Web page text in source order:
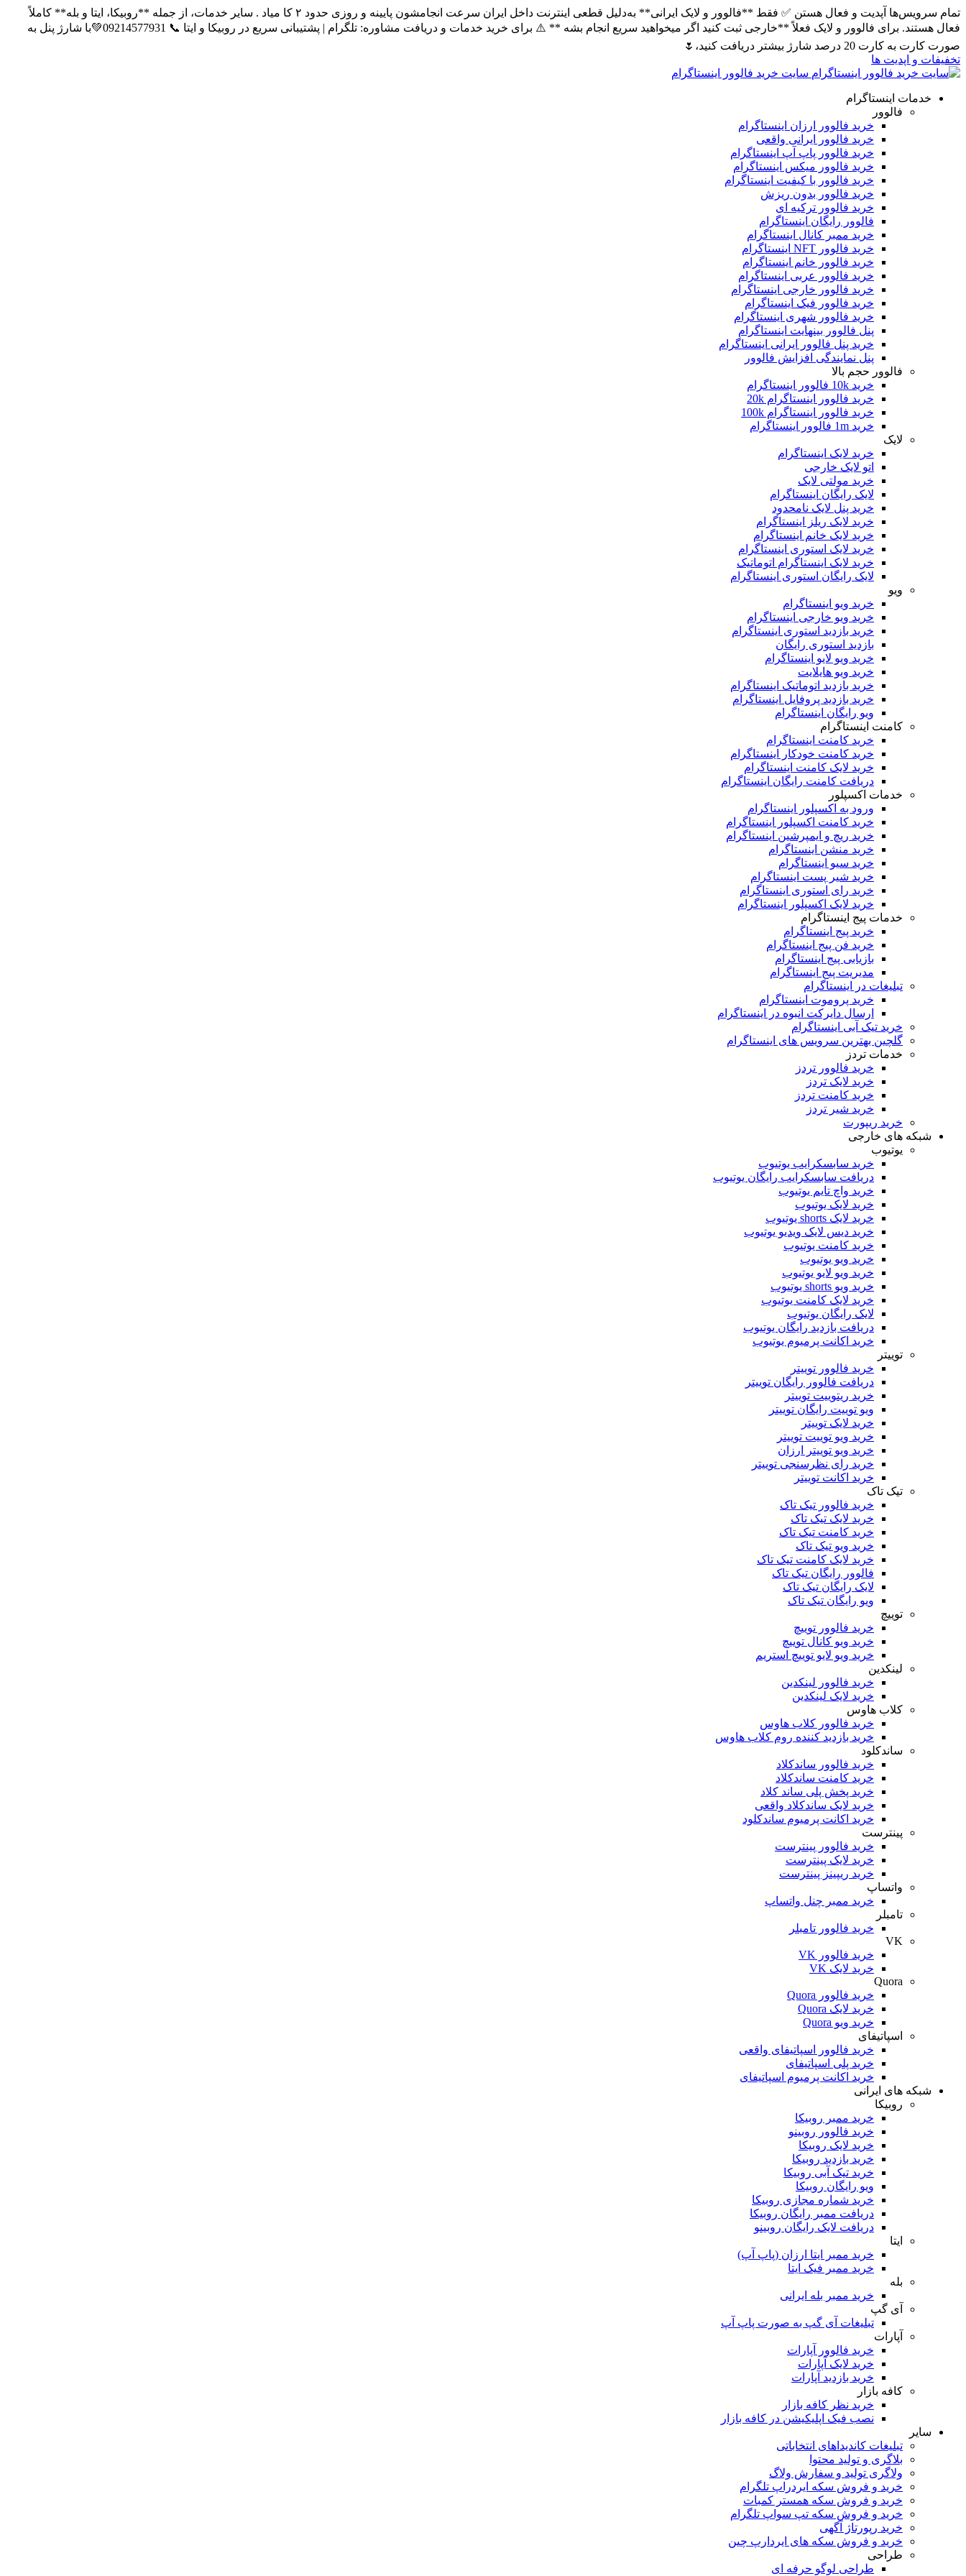
تمام سرویس‌ها آپدیت و فعال هستن ✅ فقط **فالوور و لایک ایرانی** به‌دلیل قطعی اینترنت داخل ایران سرعت انجامشون پایینه و روزی حدود ۲ کا میاد . سایر خدمات، از جمله **روبیکا، ایتا و بله** کاملاً
فعال هستند. برای فالوور و لایک فعلاً **خارجی ثبت کنید اگر میخواهید سریع انجام بشه ** ⚠️ برای خرید خدمات و دریافت مشاوره: تلگرام | پشتیبانی سریع در روبیکا و ایتا 📞 09214577931💚با شارژ پنل به
صورت کارت به کارت 20 درصد شارژ بیشتر دریافت کنید،🌷
تخفیفات و اپدیت ها
سایت خرید فالوور اینستاگرام
خدمات اینستاگرام
فالوور
خرید فالوور ارزان اینستاگرام
خرید فالوور ایرانی واقعی
خرید فالوور پاپ آپ اینستاگرام
خرید فالوور میکس اینستاگرام
خرید فالوور با کیفیت اینستاگرام
خرید فالوور بدون ریزش
خرید فالوور ترکیه ای
فالوور رایگان اینستاگرام
خرید ممبر کانال اینستاگرام
خرید فالوور NFT اینستاگرام
خرید فالوور خانم اینستاگرام
خرید فالوور عربی اینستاگرام
خرید فالوور خارجی اینستاگرام
خرید فالوور فیک اینستاگرام
خرید فالوور شهری اینستاگرام
پنل فالوور بینهایت اینستاگرام
خرید پنل فالوور ایرانی اینستاگرام
پنل نمایندگی افزایش فالوور
فالوور حجم بالا
خرید 10k فالوور اینستاگرام
خرید فالوور اینستاگرام 20k
خرید فالوور اینستاگرام 100k
خرید 1m فالوور اینستاگرام
لایک
خرید لایک اینستاگرام
اتو لایک خارجی
خرید مولتی لایک
لایک رایگان اینستاگرام
خرید پنل لایک نامحدود
خرید لایک ریلز اینستاگرام
خرید لایک خانم اینستاگرام
خرید لایک استوری اینستاگرام
خرید لایک اینستاگرام اتوماتیک
لایک رایگان استوری اینستاگرام
ویو
خرید ویو اینستاگرام
خرید ویو خارجی اینستاگرام
خرید بازدید استوری اینستاگرام
بازدید استوری رایگان
خرید ویو لایو اینستاگرام
خرید ویو هایلایت
خرید بازدید اتوماتیک اینستاگرام
خرید بازدید پروفایل اینستاگرام
ویو رایگان اینستاگرام
کامنت اینستاگرام
خرید کامنت اینستاگرام
خرید کامنت خودکار اینستاگرام
خرید لایک کامنت اینستاگرام
دریافت کامنت رایگان اینستاگرام
خدمات اکسپلور
ورود به اکسپلور اینستاگرام
خرید کامنت اکسپلور اینستاگرام
خرید ریچ و ایمپرشین اینستاگرام
خرید منشن اینستاگرام
خرید سیو اینستاگرام
خرید شیر پست اینستاگرام
خرید رای استوری اینستاگرام
خرید لایک اکسپلور اینستاگرام
خدمات پیج اینستاگرام
خرید پیج اینستاگرام
خرید فن پیج اینستاگرام
بازیابی پیج اینستاگرام
مدیریت پیج اینستاگرام
تبلیغات در اینستاگرام
خرید پروموت اینستاگرام
ارسال دایرکت انبوه در اینستاگرام
خرید تیک آبی اینستاگرام
گلچین بهترین سرویس های اینستاگرام
خدمات تردز
خرید فالوور تردز
خرید لایک تردز
خرید کامنت تردز
خرید شیر تردز
خرید ریپورت
شبکه های خارجی
یوتیوب
خرید سابسکرایب یوتیوب
دریافت سابسکرایب رایگان یوتیوب
خرید واچ تایم یوتیوب
خرید لایک یوتیوب
خرید لایک shorts یوتیوب
خرید دیس لایک ویدیو یوتیوب
خرید کامنت یوتیوب
خرید ویو یوتیوب
خرید ویو لایو یوتیوب
خرید ویو shorts یوتیوب
خرید لایک کامنت یوتیوب
لایک رایگان یوتیوب
دریافت بازدید رایگان یوتیوب
خرید اکانت پرمیوم یوتیوب
توییتر
خرید فالوور توییتر
دریافت فالوور رایگان توییتر
خرید ریتوییت توییتر
ویو توییت رایگان توییتر
خرید لایک توییتر
خرید ویو توییت توییتر
خرید ویو توییتر ارزان
خرید رای نظرسنجی توییتر
خرید اکانت توییتر
تیک تاک
خرید فالوور تیک تاک
خرید لایک تیک تاک
خرید کامنت تیک ‌تاک
خرید ویو تیک تاک
خرید لایک کامنت تیک تاک
فالوور رایگان تیک تاک
لایک رایگان تیک تاک
ویو رایگان تیک تاک
توییچ
خرید فالوور توییچ
خرید ویو کانال توییچ
خرید ویو لایو توییچ استریم
لینکدین
خرید فالوور لینکدین
خرید لایک لینکدین
کلاب هاوس
خرید فالوور کلاب هاوس
خرید بازدید کننده روم کلاب هاوس
ساندکلود
خرید فالوور ساندکلاد
خرید کامنت ساندکلاد
خرید پخش پلی ساند کلاد
خرید لایک ساندکلاد واقعی
خرید اکانت پرمیوم ساندکلود
پینترست
خرید فالوور پینترست
خرید لایک پینترست
خرید ریپینز پینترست
واتساپ
خرید ممبر چنل واتساپ
تامبلر
خرید فالوور تامبلر
VK
خرید فالوور VK
خرید لایک VK
Quora
خرید فالوور Quora
خرید لایک Quora
خرید ویو Quora
اسپاتیفای
خرید فالوور اسپاتیفای واقعی
خرید پلی اسپاتیفای
خرید اکانت پرمیوم اسپاتیفای
شبکه های ایرانی
روبیکا
خرید ممبر روبیکا
خرید فالوور روبینو
خرید لایک روبیکا
خرید بازدید روبیکا
خرید تیک آبی روبیکا
ویو رایگان روبیکا
خرید شماره مجازی روبیکا
دریافت ممبر رایگان روبیکا
دریافت لایک رایگان روبینو
ایتا
خرید ممبر ایتا ارزان (پاپ آپ)
خرید ممبر فیک ایتا
بله
خرید ممبر بله ایرانی
آی گپ
تبلیغات آی گپ به صورت پاپ آپ
آپارات
خرید فالوور آپارات
خرید لایک آپارات
خرید بازدید آپارات
کافه بازار
خرید نظر کافه بازار
نصب فیک اپلیکیشن در کافه بازار
سایر
تبلیغات کاندیداهای انتخاباتی
بلاگری و تولید محتوا
ولاگری تولید و سفارش ولاگ
خرید و فروش سکه ایردراپ تلگرام
خرید و فروش سکه همستر کمبات
خرید و فروش سکه تپ سواپ تلگرام
خرید رپورتاژ آگهی
خرید و فروش سکه های ایردارپ چین
طراحی
طراحی لوگو حرفه ای